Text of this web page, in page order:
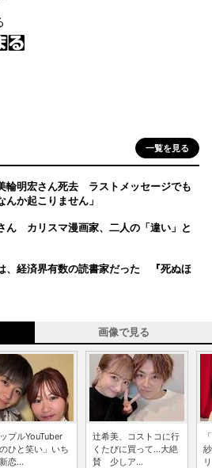
一覧を見る
輪明宏さん死去 ラストメッセージでも
か起こりません」
ん カリスマ漫画家、二人の「違い」と
、経済界有数の読書家だった 『死ぬほ
画像で見る
プルYouTuber
のひと笑い」いち
恋...
辻希美、コストコに行
くたびに買って...大絶
賛 少しア...